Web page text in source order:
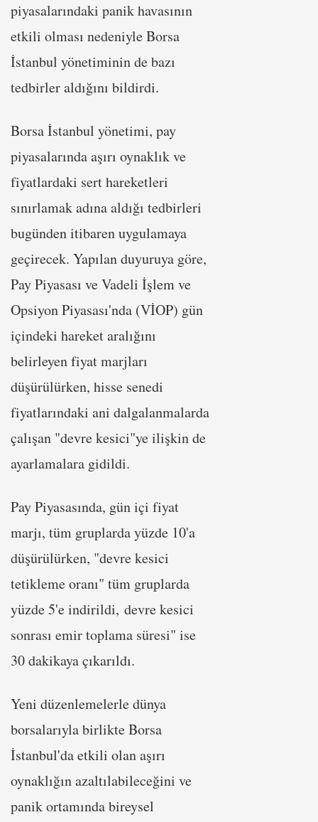
piyasalarındaki panik havasının
etkili olması nedeniyle Borsa
İstanbul yönetiminin de bazı
tedbirler aldığını bildirdi.
Borsa İstanbul yönetimi, pay
piyasalarında aşırı oynaklık ve
fiyatlardaki sert hareketleri
sınırlamak adına aldığı tedbirleri
bugünden itibaren uygulamaya
geçirecek. Yapılan duyuruya göre,
Pay Piyasası ve Vadeli İşlem ve
Opsiyon Piyasası'nda (VİOP) gün
içindeki hareket aralığını
belirleyen fiyat marjları
düşürülürken, hisse senedi
fiyatlarındaki ani dalgalanmalarda
çalışan "devre kesici"ye ilişkin de
ayarlamalara gidildi.
Pay Piyasasında, gün içi fiyat
marjı, tüm gruplarda yüzde 10'a
düşürülürken, "devre kesici
tetikleme oranı" tüm gruplarda
yüzde 5'e indirildi, devre kesici
sonrası emir toplama süresi" ise
30 dakikaya çıkarıldı.
Yeni düzenlemelerle dünya
borsalarıyla birlikte Borsa
İstanbul'da etkili olan aşırı
oynaklığın azaltılabileceğini ve
panik ortamında bireysel